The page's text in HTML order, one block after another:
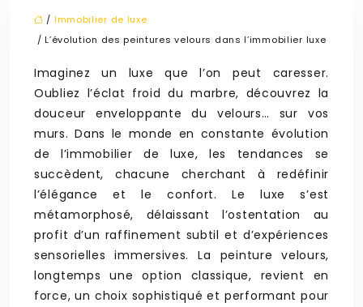
/ Immobilier de luxe
/ L’évolution des peintures velours dans l’immobilier luxe
Imaginez un luxe que l’on peut caresser.
Oubliez l’éclat froid du marbre, découvrez la
douceur enveloppante du velours… sur vos
murs. Dans le monde en constante évolution
de l’immobilier de luxe, les tendances se
succèdent, chacune cherchant à redéfinir
l’élégance et le confort. Le luxe s’est
métamorphosé, délaissant l’ostentation au
profit d’un raffinement subtil et d’expériences
sensorielles immersives. La peinture velours,
longtemps une option classique, revient en
force, un choix sophistiqué et performant pour